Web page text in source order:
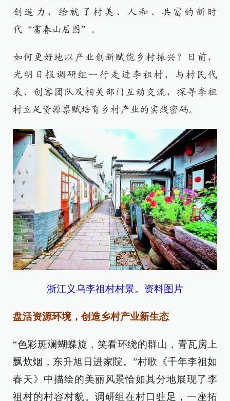
创造力，绘就了村美、人和、共富的新时
代“富春山居图”。
如何更好地以产业创新赋能乡村振兴？日前，
光明日报调研组一行走进李祖村，与村民代
表、创客团队及相关部门互动交流，探寻李祖
村立足资源禀赋培育乡村产业的实践密码。
浙江义乌李祖村村景。资料图片
盘活资源环境，创造乡村产业新生态
“色彩斑斓蝴蝶旋，笑看环绕的群山，青瓦房上
飘炊烟，东升旭日进家院。”村歌《千年李祖如
春天》中描绘的美丽风景恰如其分地展现了李
祖村的村容村貌。调研组在村口驻足，一座拓